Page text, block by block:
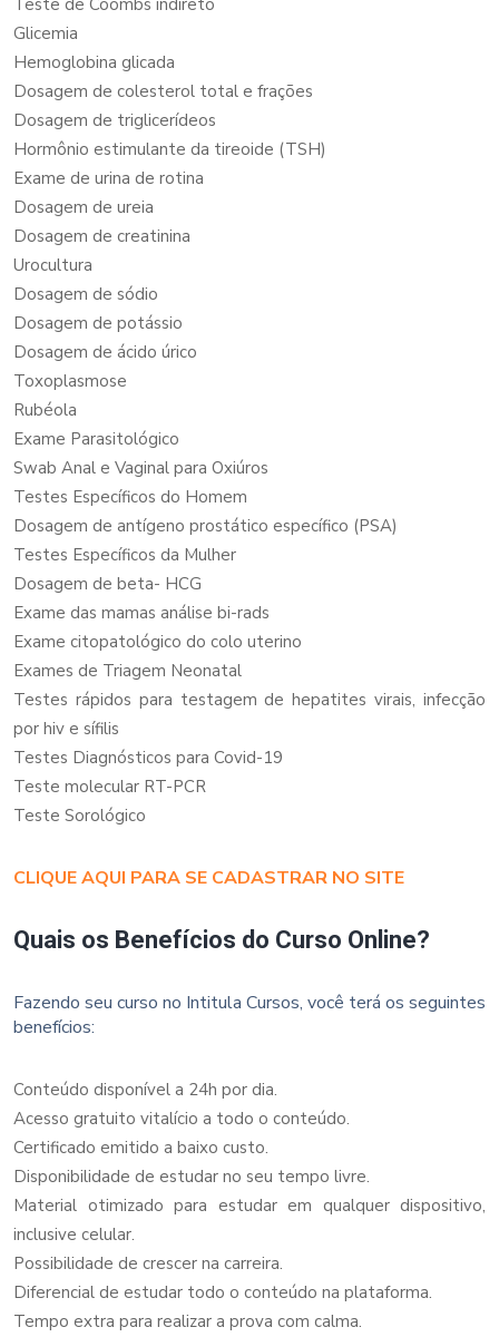
Glicemia
Hemoglobina glicada
Dosagem de colesterol total e frações
Dosagem de triglicerídeos
Hormônio estimulante da tireoide (TSH)
Exame de urina de rotina
Dosagem de ureia
Dosagem de creatinina
Urocultura
Dosagem de sódio
Dosagem de potássio
Dosagem de ácido úrico
Toxoplasmose
Rubéola
Exame Parasitológico
Swab Anal e Vaginal para Oxiúros
Testes Específicos do Homem
Dosagem de antígeno prostático específico (PSA)
Testes Específicos da Mulher
Dosagem de beta- HCG
Exame das mamas análise bi-rads
Exame citopatológico do colo uterino
Exames de Triagem Neonatal
Testes rápidos para testagem de hepatites virais, infecção
por hiv e sífilis
Testes Diagnósticos para Covid-19
Teste molecular RT-PCR
Teste Sorológico
CLIQUE AQUI PARA SE CADASTRAR NO SITE
Quais os Benefícios do Curso Online?
Fazendo seu curso no Intitula Cursos, você terá os seguintes
benefícios:
Conteúdo disponível a 24h por dia.
Acesso gratuito vitalício a todo o conteúdo.
Certificado emitido a baixo custo.
Disponibilidade de estudar no seu tempo livre.
Material otimizado para estudar em qualquer dispositivo,
inclusive celular.
Possibilidade de crescer na carreira.
Diferencial de estudar todo o conteúdo na plataforma.
Tempo extra para realizar a prova com calma.